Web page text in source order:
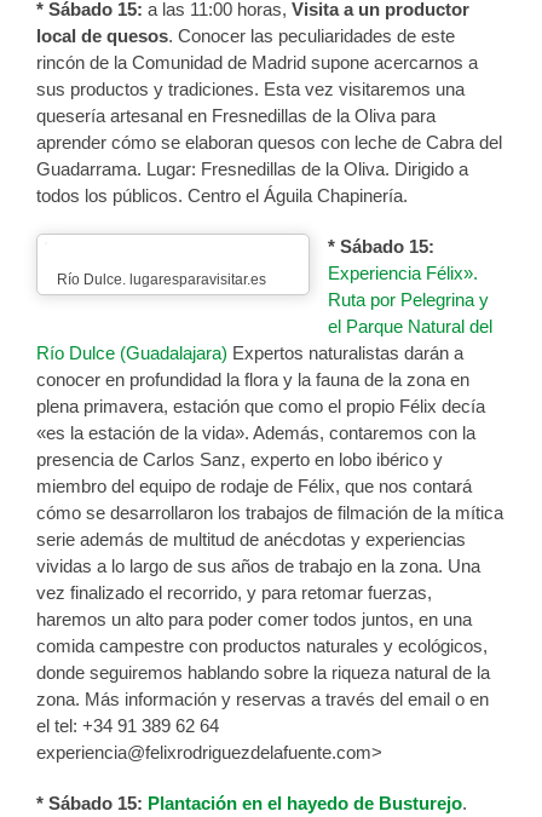
* Sábado 15: a las 11:00 horas, Visita a un productor
local de quesos. Conocer las peculiaridades de este
rincón de la Comunidad de Madrid supone acercarnos a
sus productos y tradiciones. Esta vez visitaremos una
quesería artesanal en Fresnedillas de la Oliva para
aprender cómo se elaboran quesos con leche de Cabra del
Guadarrama. Lugar: Fresnedillas de la Oliva. Dirigido a
todos los públicos. Centro el Águila Chapinería.
Río Dulce. lugaresparavisitar.es
* Sábado 15:
Experiencia Félix».
Ruta por Pelegrina y
el Parque Natural del
Río Dulce (Guadalajara) Expertos naturalistas darán a
conocer en profundidad la flora y la fauna de la zona en
plena primavera, estación que como el propio Félix decía
«es la estación de la vida». Además, contaremos con la
presencia de Carlos Sanz, experto en lobo ibérico y
miembro del equipo de rodaje de Félix, que nos contará
cómo se desarrollaron los trabajos de filmación de la mítica
serie además de multitud de anécdotas y experiencias
vividas a lo largo de sus años de trabajo en la zona. Una
vez finalizado el recorrido, y para retomar fuerzas,
haremos un alto para poder comer todos juntos, en una
comida campestre con productos naturales y ecológicos,
donde seguiremos hablando sobre la riqueza natural de la
zona. Más información y reservas a través del email o en
el tel: +34 91 389 62 64
experiencia@felixrodriguezdelafuente.com>
* Sábado 15: Plantación en el hayedo de Busturejo.